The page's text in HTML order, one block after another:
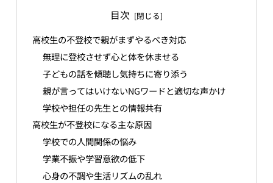
目次
高校生の不登校で親がまずやるべき対応
無理に登校させず心と体を休ませる
子どもの話を傾聴し気持ちに寄り添う
親が言ってはいけないNGワードと適切な声かけ
学校や担任の先生との情報共有
高校生が不登校になる主な原因
学校での人間関係の悩み
学業不振や学習意欲の低下
心身の不調や生活リズムの乱れ